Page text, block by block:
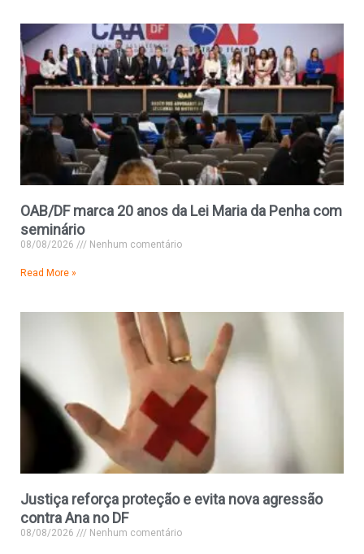
OAB/DF marca 20 anos da Lei Maria da Penha com
seminário
08/08/2026 Nenhum comentário
Read More »
Justiça reforça proteção e evita nova agressão
contra Ana no DF
08/08/2026 Nenhum comentário